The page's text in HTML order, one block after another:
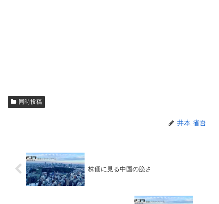
同時投稿
井本 省吾
株価に見る中国の脆さ